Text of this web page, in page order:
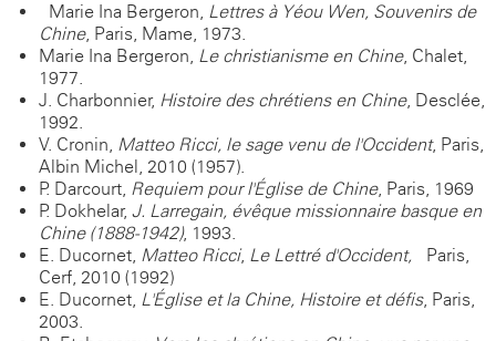
Marie Ina Bergeron, Lettres à Yéou Wen, Souvenirs de
Chine, Paris, Mame, 1973.
Marie Ina Bergeron, Le christianisme en Chine, Chalet,
1977.
J. Charbonnier, Histoire des chrétiens en Chine, Desclée,
1992.
V. Cronin, Matteo Ricci, le sage venu de l'Occident, Paris,
Albin Michel, 2010 (1957).
P. Darcourt, Requiem pour l'Église de Chine, Paris, 1969
P. Dokhelar, J. Larregain, évêque missionnaire basque en
Chine (1888-1942), 1993.
E. Ducornet, Matteo Ricci, Le Lettré d'Occident, Paris,
Cerf, 2010 (1992)
E. Ducornet, L'Église et la Chine, Histoire et défis, Paris,
2003.